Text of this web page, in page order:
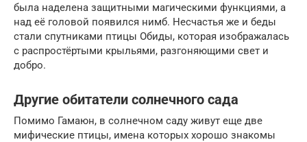
была наделена защитными магическими функциями, а
над её головой появился нимб. Несчастья же и беды
стали спутниками птицы Обиды, которая изображалась
с распростёртыми крыльями, разгоняющими свет и
добро.
Другие обитатели солнечного сада
Помимо Гамаюн, в солнечном саду живут еще две
мифические птицы, имена которых хорошо знакомы